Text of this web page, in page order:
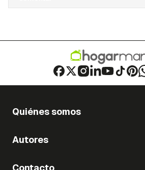
Quiénes somos
Autores